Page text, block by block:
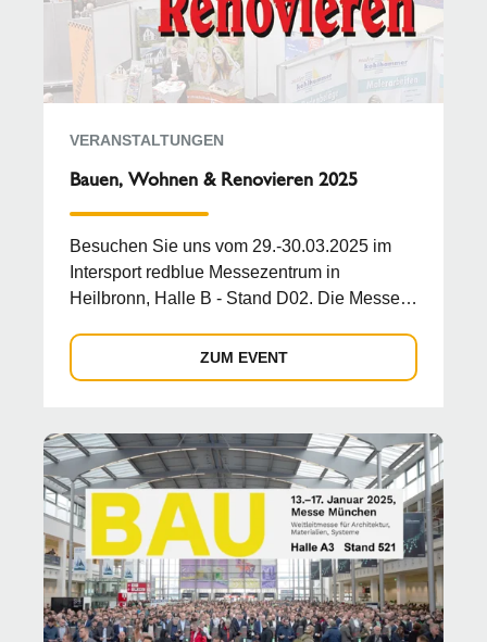
VERANSTALTUNGEN
Bauen, Wohnen & Renovieren 2025
Besuchen Sie uns vom 29.-30.03.2025 im
Intersport redblue Messezentrum in
Heilbronn, Halle B - Stand D02. Die Messe
ZUM EVENT